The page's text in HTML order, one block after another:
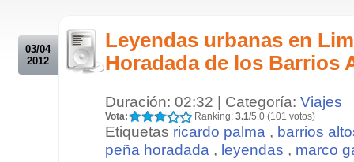
03/04
2012
Leyendas urbanas en
Horadada de los Barrios
Duración: 02:32 | Categoría: Viajes
Vota: Ranking: 3.1/5.0 (101 votos)
Etiquetas ricardo palma , barrios
peña horadada , leyendas , marco